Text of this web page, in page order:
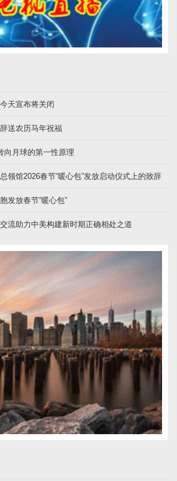
天宣布将关闭
送农历马年祝福
向月球的第一性原理
领馆2026春节“暖心包”发放启动仪式上的致辞
发放春节“暖心包”
流助力中美构建新时期正确相处之道